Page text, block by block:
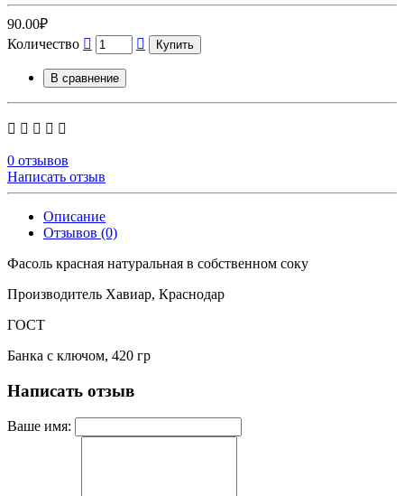
90.00₽
Количество
Купить
В сравнение
0 отзывов
Написать отзыв
Описание
Отзывов (0)
Фасоль красная натуральная в собственном соку
Производитель Хавиар, Краснодар
ГОСТ
Банка с ключом, 420 гр
Написать отзыв
Ваше имя: